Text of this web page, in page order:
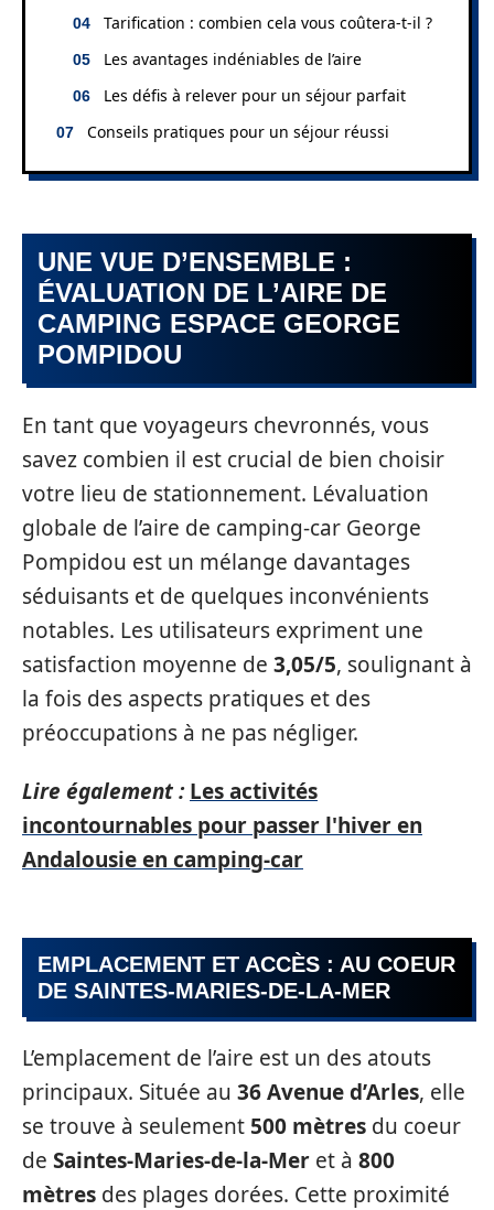
Tarification : combien cela vous coûtera-t-il ?
Les avantages indéniables de l’aire
Les défis à relever pour un séjour parfait
Conseils pratiques pour un séjour réussi
UNE VUE D’ENSEMBLE :
ÉVALUATION DE L’AIRE DE
CAMPING ESPACE GEORGE
POMPIDOU
En tant que voyageurs chevronnés, vous
savez combien il est crucial de bien choisir
votre lieu de stationnement. Lévaluation
globale de l’aire de camping-car George
Pompidou est un mélange davantages
séduisants et de quelques inconvénients
notables. Les utilisateurs expriment une
satisfaction moyenne de 3,05/5, soulignant à
la fois des aspects pratiques et des
préoccupations à ne pas négliger.
Lire également : Les activités
incontournables pour passer l'hiver en
Andalousie en camping-car
EMPLACEMENT ET ACCÈS : AU COEUR
DE SAINTES-MARIES-DE-LA-MER
L’emplacement de l’aire est un des atouts
principaux. Située au 36 Avenue d’Arles, elle
se trouve à seulement 500 mètres du coeur
de Saintes-Maries-de-la-Mer et à 800
mètres des plages dorées. Cette proximité